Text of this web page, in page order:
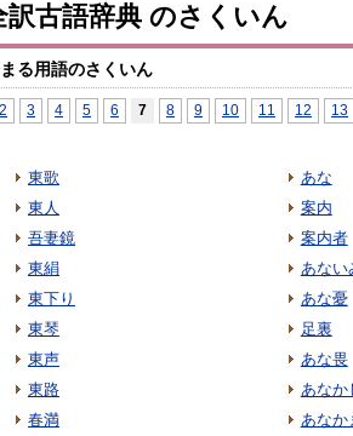
訳古語辞典 のさくいん
まる用語のさくいん
2 3 4 5 6 7 8 9 10 11 12 13
東歌
東人
吾妻鏡
東絹
東下り
東琴
東声
東路
春満
あな
案内
案内者
あない
あな憂
足裏
あな畏
あなか
あなか